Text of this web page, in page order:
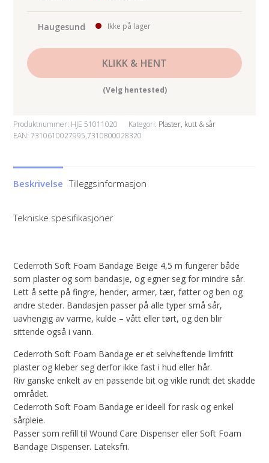
Haugesund Ikke på lager
KLIKK & HENT
(Velg hentested)
Produktnummer: HJE 51011020 Kategori: Plaster, kutt & sår
EAN: 7310610027995,7310800028320
Beskrivelse Tilleggsinformasjon
Tekniske spesifikasjoner
Cederroth Soft Foam Bandage Beige 4,5 m fungerer både
som plaster og som bandasje, og egner seg for mindre sår.
Lett å sette på fingre, hender, armer, tær, føtter og ben og
andre steder. Bandasjen passer på alle typer små sår,
uavhengig av varme, kulde – vått eller tørt, og den blir
sittende også i vann.
Cederroth Soft Foam Bandage er et selvheftende limfritt
plaster og kleber seg derfor ikke fast i hud eller hår.
Riv ganske enkelt av en passende bit og vikle rundt det skadde
området.
Cederroth Soft Foam Bandage er ideell for rask og enkel
sårpleie.
Passer som refill til Wound Care Dispenser eller Soft Foam
Bandage Dispenser. Lateksfri.